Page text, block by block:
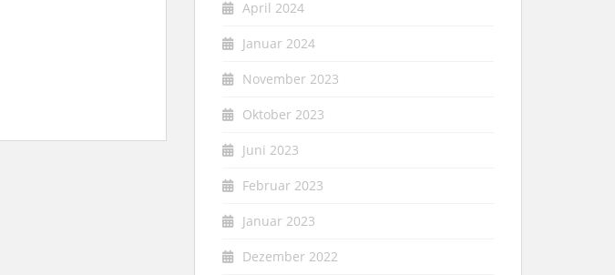
April 2024
Januar 2024
November 2023
Oktober 2023
Juni 2023
Februar 2023
Januar 2023
Dezember 2022